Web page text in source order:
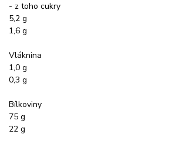
- z toho cukry
5,2 g
1,6 g
Vláknina
1,0 g
0,3 g
Bílkoviny
75 g
22 g